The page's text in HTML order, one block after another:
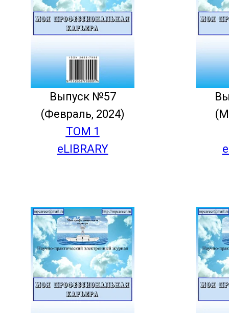
Выпуск №57
(Февраль, 2024)
ТОМ 1
eLIBRARY